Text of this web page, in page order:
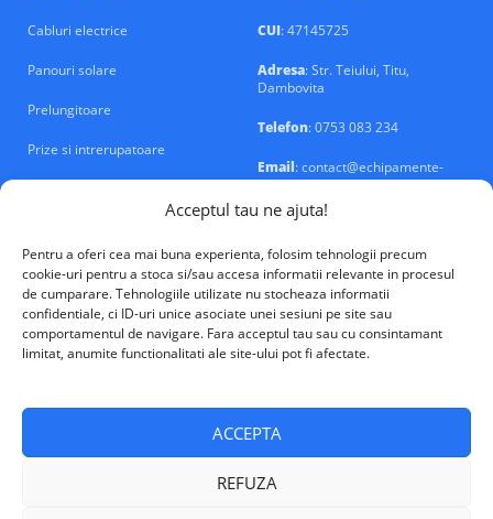
Acceptul tau ne ajuta!
Pentru a oferi cea mai buna experienta, folosim tehnologii precum
cookie-uri pentru a stoca si/sau accesa informatii relevante in procesul
de cumparare. Tehnologiile utilizate nu stocheaza informatii
confidentiale, ci ID-uri unice asociate unei sesiuni pe site sau
comportamentul de navigare. Fara acceptul tau sau cu consintamant
limitat, anumite functionalitati ale site-ului pot fi afectate.
ACCEPTA
REFUZA
Cabluri electrice
Panouri solare
Prelungitoare
Prize si intrerupatoare
CUI: 47145725
Adresa: Str. Teiului, Titu,
Dambovita
Telefon: 0753 083 234
Email: contact@echipamente-
electrice.ro
VALM Electrical Solutions © 2026